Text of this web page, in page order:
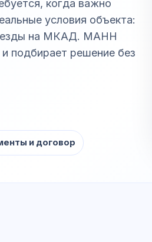
когда важно
условия объекта:
на МКАД. МАНН
подбирает решение без
и договор